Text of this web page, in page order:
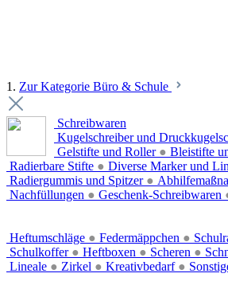
1. Zur Kategorie Büro & Schule
Schreibwaren
Kugelschreiber und
Gelstifte und Roller ● Bleistifte
Radierbare Stifte ● Diverse Marker und
Radiergummis und Spitzer ●
Nachfüllungen ● Geschenk-Schreibwaren
Heftumschläge ● Federmäppchen ●
Schulkoffer ● Heftboxen ● Scheren ●
Lineale ● Zirkel ● Kreativbedarf ●